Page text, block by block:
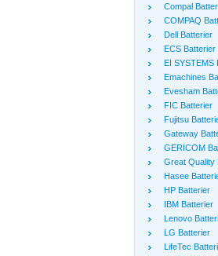
Compal
COMPAQ
Dell Batterier
ECS Batterier
EI SYSTEMS
Emachines
Evesham
FIC Batterier
Fujitsu
Gateway
GERICOM
Great Quality
Hasee
HP Batterier
IBM Batterier
Lenovo
LG Batterier
LifeTec